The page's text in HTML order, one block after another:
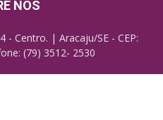
NÓS
- Centro. | Aracaju/SE - CEP:
(79) 3512- 2530